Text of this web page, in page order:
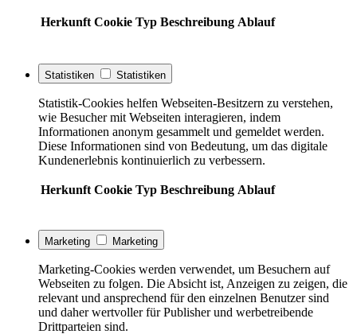
Herkunft Cookie Typ Beschreibung Ablauf
Statistiken Statistiken
Statistik-Cookies helfen Webseiten-Besitzern zu verstehen,
wie Besucher mit Webseiten interagieren, indem
Informationen anonym gesammelt und gemeldet werden.
Diese Informationen sind von Bedeutung, um das digitale
Kundenerlebnis kontinuierlich zu verbessern.
Herkunft Cookie Typ Beschreibung Ablauf
Marketing Marketing
Marketing-Cookies werden verwendet, um Besuchern auf
Webseiten zu folgen. Die Absicht ist, Anzeigen zu zeigen, die
relevant und ansprechend für den einzelnen Benutzer sind
und daher wertvoller für Publisher und werbetreibende
Drittparteien sind.